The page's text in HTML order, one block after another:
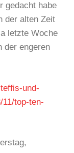
gedacht habe
der alten Zeit
letzte Woche
der engeren
und-
top-ten-